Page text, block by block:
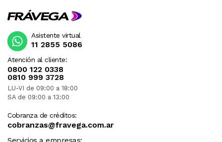
Atención al cliente:
0800 122 0338
0810 999 3728
LU-VI de 09:00 a 18:00
SA de 09:00 a 13:00
Cobranza de créditos:
cobranzas@fravega.com.ar
Asistente virtual
11 2855 5086